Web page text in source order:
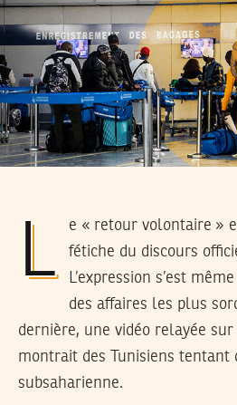
Le « retour volontaire » est devenu la formule
fétiche du discours
L’expression s’est
des affaires les plus
dernière, une vidéo relayée
montrait des Tunisiens tentant
subsaharienne.